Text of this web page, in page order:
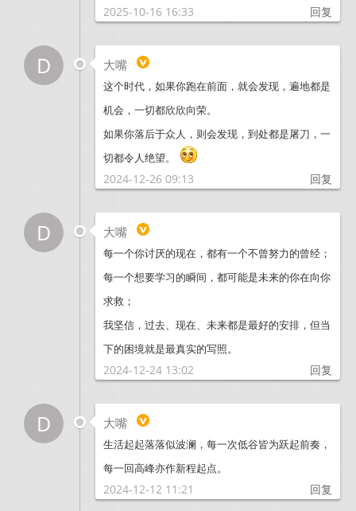
2025-10-16 16:33 回复
D 大嘴
这个时代，如果你跑在前面，就会发现，遍地都是
机会，一切都欣欣向荣。
如果你落后于众人，则会发现，到处都是屠刀，一
切都令人绝望。
2024-12-26 09:13 回复
D 大嘴
每一个你讨厌的现在，都有一个不曾努力的曾经；
每一个想要学习的瞬间，都可能是未来的你在向你
求救；
我坚信，过去、现在、未来都是最好的安排，但当
下的困境就是最真实的写照。
2024-12-24 13:02 回复
D 大嘴
生活起起落落似波澜，每一次低谷皆为跃起前奏，
每一回高峰亦作新程起点。
2024-12-12 11:21 回复